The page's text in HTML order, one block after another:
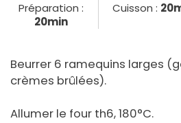
Préparation :
20min
Cuisson :
Beurrer 6 ramequins larges
crèmes brûlées).
Allumer le four th6, 180°C.